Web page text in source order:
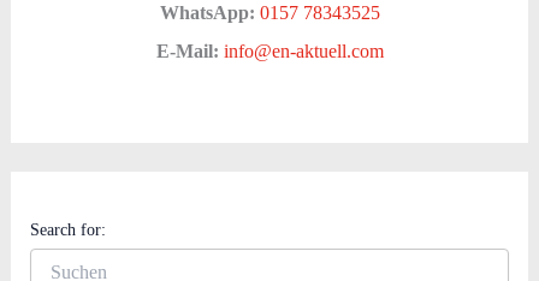
WhatsApp: 0157 78343525
E-Mail: info@en-aktuell.com
Search for: